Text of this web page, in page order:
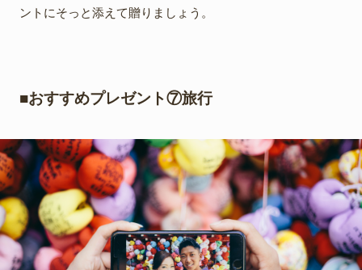
ントにそっと添えて贈りましょう。
■おすすめプレゼント⑦旅行